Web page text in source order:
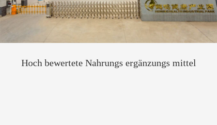
Hoch bewertete Nahrungs ergänzungs mittel